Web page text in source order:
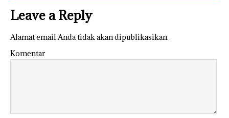
Leave a Reply
Alamat email Anda tidak akan dipublikasikan.
Komentar